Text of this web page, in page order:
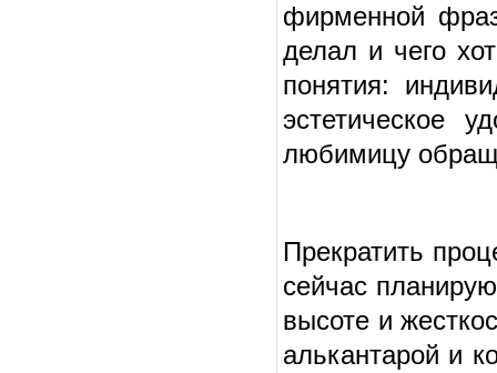
фирменной
делал и чего
понятия:
эстетическое
любимицу
Прекратить
сейчас
высоте и
алькантарой и